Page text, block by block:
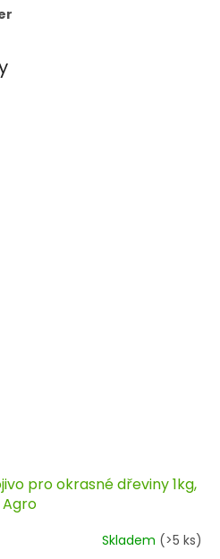
pro okrasné dřeviny 1kg,
Agro
Skladem (>5 ks)